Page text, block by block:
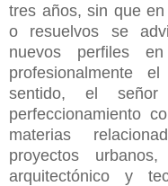
tres años, sin que
o resuelvos se
nuevos perfiles
profesionalmente
sentido, el
perfeccionamiento
materias
proyectos
arquitectónico y